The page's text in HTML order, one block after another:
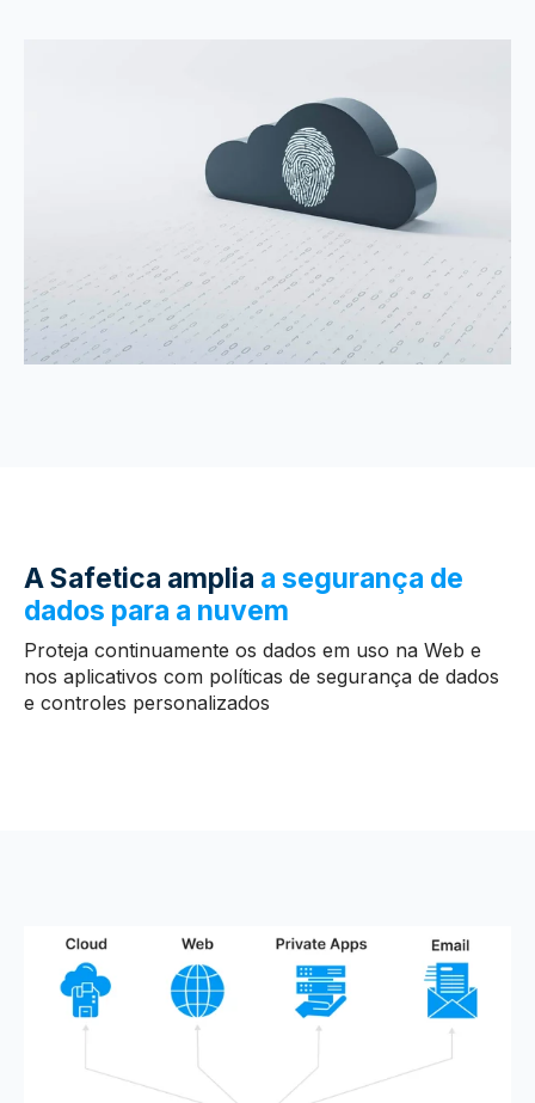
A Safetica amplia a segurança de
dados para a nuvem
Proteja continuamente os dados em uso na Web e
nos aplicativos com políticas de segurança de dados
e controles personalizados